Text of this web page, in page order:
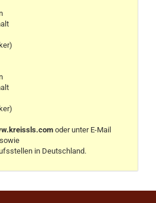
oder unter E-Mail
sowie
in Deutschland.